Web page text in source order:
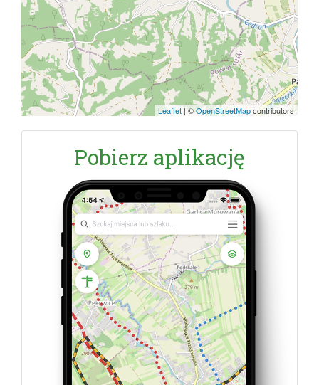
Leaflet |©OpenStreetMapcontributors
Pobierz aplikację